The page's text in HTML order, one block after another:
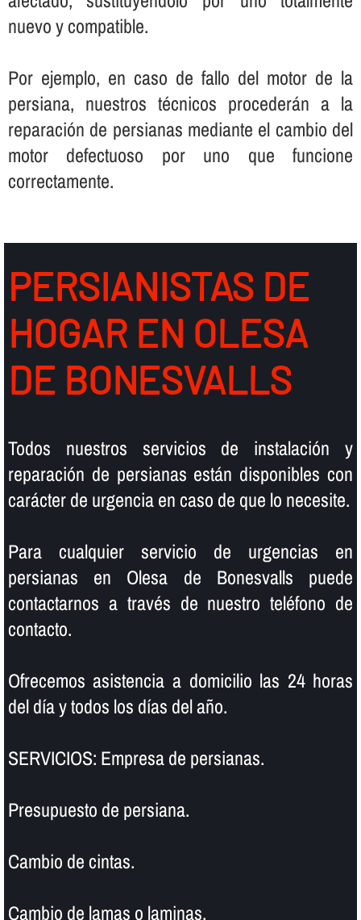
nuevo y compatible.
Por ejemplo, en caso de fallo del motor de la
persiana, nuestros técnicos procederán a la
reparación de persianas mediante el cambio del
motor defectuoso por uno que funcione
correctamente.
PERSIANISTAS DE
HOGAR EN OLESA
DE BONESVALLS
Todos nuestros servicios de instalación y
reparación de persianas están disponibles con
carácter de urgencia en caso de que lo necesite.
Para cualquier servicio de urgencias en
persianas en Olesa de Bonesvalls puede
contactarnos a través de nuestro teléfono de
contacto.
Ofrecemos asistencia a domicilio las 24 horas
del dí­a y todos los dí­as del año.
SERVICIOS: Empresa de persianas.
Presupuesto de persiana.
Cambio de cintas.
Cambio de lamas o laminas.